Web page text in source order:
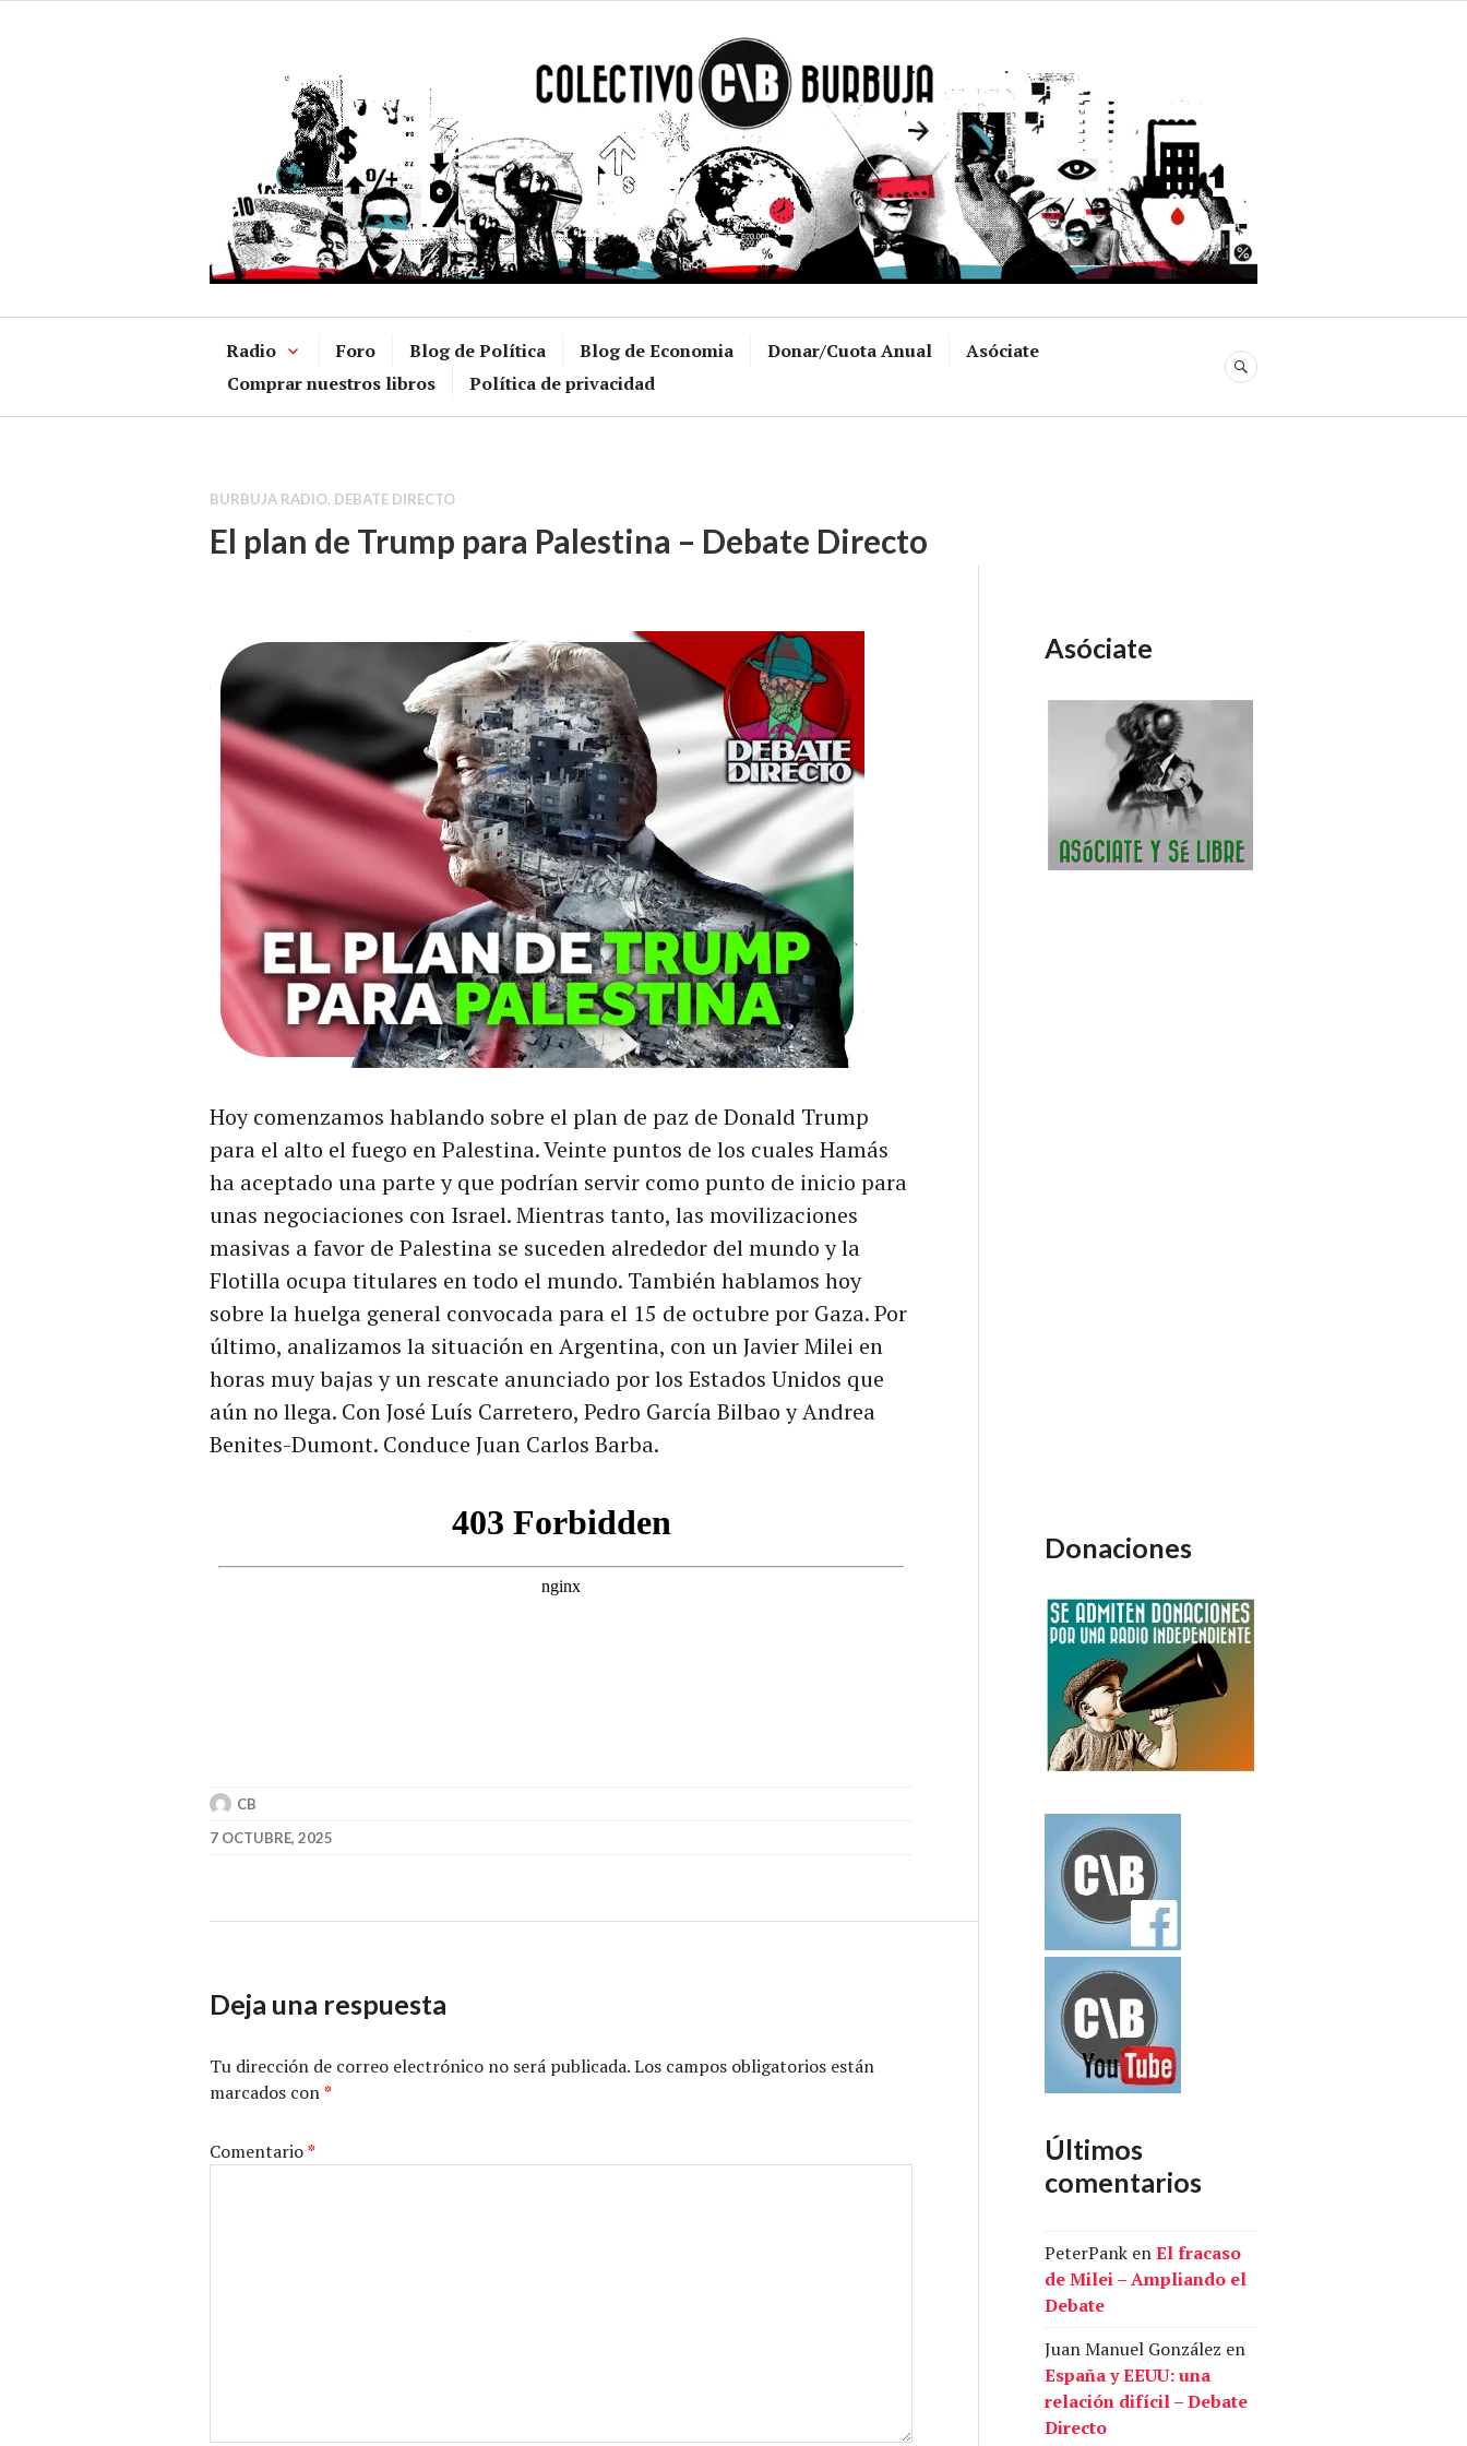
Radio Foro Blog de Política Blog de Economia Donar/Cuota Anual
Asóciate
Comprar nuestros libros
Política de privacidad
BUSCAR
BURBUJA RADIO, DEBATE DIRECTO
El plan de Trump para Palestina – Debate Directo
Hoy comenzamos hablando sobre el plan de paz de Donald Trump
para el alto el fuego en Palestina. Veinte puntos de los cuales Hamás
ha aceptado una parte y que podrían servir como punto de inicio para
unas negociaciones con Israel. Mientras tanto, las movilizaciones
masivas a favor de Palestina se suceden alrededor del mundo y la
Flotilla ocupa titulares en todo el mundo. También hablamos hoy
sobre la huelga general convocada para el 15 de octubre por Gaza. Por
último, analizamos la situación en Argentina, con un Javier Milei en
horas muy bajas y un rescate anunciado por los Estados Unidos que
aún no llega. Con José Luís Carretero, Pedro García Bilbao y Andrea
Benites-Dumont. Conduce Juan Carlos Barba.
CB
7 OCTUBRE, 2025
Deja una respuesta
Tu dirección de correo electrónico no será publicada.Los campos obligatorios están
marcados con*
Comentario*
Asóciate
Donaciones
Últimos
comentarios
PeterPank enEl fracaso
de Milei – Ampliando el
Debate
Juan Manuel González en
España y EEUU: una
relación difícil – Debate
Directo